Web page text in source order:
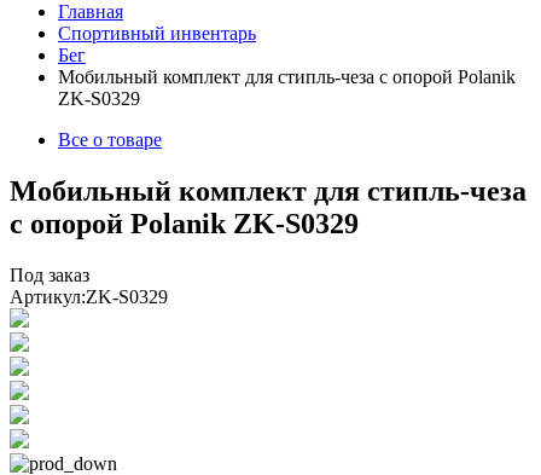
Главная
Спортивный инвентарь
Бег
Мобильный комплект для стипль-чеза с опорой Polanik
ZK-S0329
Все о товаре
Мобильный комплект для стипль-чеза
с опорой Polanik ZK-S0329
Под заказ
Артикул:ZK-S0329